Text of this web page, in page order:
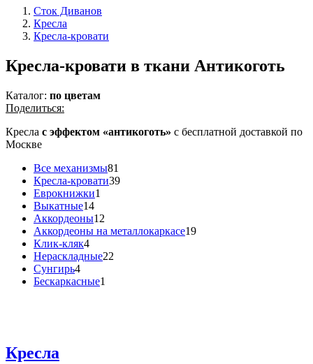
Сток Диванов
Кресла
Кресла-кровати
Кресла-кровати в ткани Антикоготь
Каталог: по цветам
Поделиться:
Кресла с эффектом «антикоготь» с бесплатной доставкой по
Москве
Все механизмы81
Кресла-кровати39
Еврокнижки1
Выкатные14
Аккордеоны12
Аккордеоны на металлокаркасе19
Клик-кляк4
Нераскладные22
Сунгирь4
Бескаркасные1
Кресла